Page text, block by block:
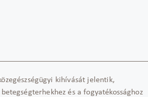
kihívását jelentik,
betegségterhekhez és a fogyatékossághoz